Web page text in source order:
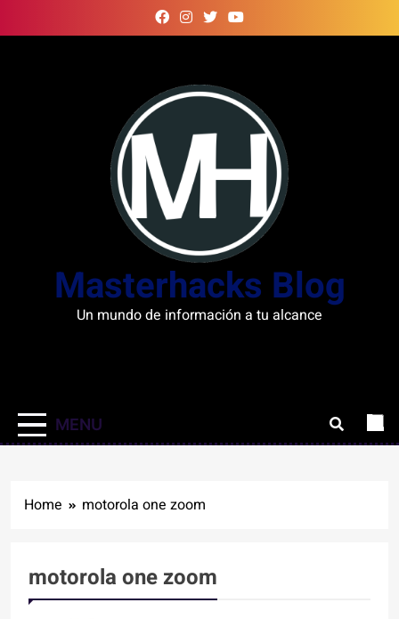
to
Masterhacks Blog
Un mundo de información a tu alcance
MENU
Home motorola one zoom
motorola one zoom